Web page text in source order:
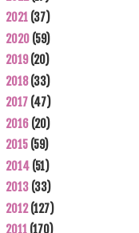
2021 (37)
2020 (59)
2019(20)
2018(33)
2017 (47)
2016 (20)
2015 (59)
2014 (51)
2013 (33)
2012(127)
2011 (170)